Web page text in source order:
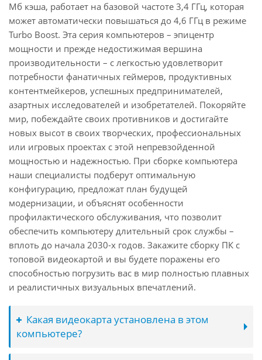
Мб кэша, работает на базовой частоте 3,4 ГГц, которая
может автоматически повышаться до 4,6 ГГц в режиме
Turbo Boost. Эта серия компьютеров – эпицентр
мощности и прежде недостижимая вершина
производительности – с легкостью удовлетворит
потребности фанатичных геймеров, продуктивных
контентмейкеров, успешных предпринимателей,
азартных исследователей и изобретателей. Покоряйте
мир, побеждайте своих противников и достигайте
новых высот в своих творческих, профессиональных
или игровых проектах с этой непревзойденной
мощностью и надежностью. При сборке компьютера
наши специалисты подберут оптимальную
конфигурацию, предложат план будущей
модернизации, и объяснят особенности
профилактического обслуживания, что позволит
обеспечить компьютеру длительный срок службы –
вплоть до начала 2030-х годов. Закажите сборку ПК с
топовой видеокартой и вы будете поражены его
способностью погрузить вас в мир полностью плавных
и реалистичных визуальных впечатлений.
Какая видеокарта установлена в этом
компьютере?